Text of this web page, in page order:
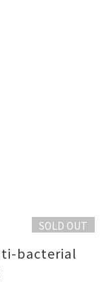
SOLD OUT